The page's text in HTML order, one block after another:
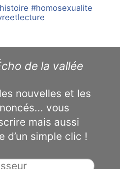
#homosexualite
de la vallée
nouvelles et les
vous
mais aussi
d’un simple clic !